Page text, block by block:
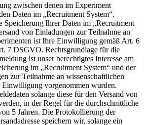
zwischen denen im Experiment
Daten im „Recruitment System“.
Speicherung Ihrer Daten im „Recruitment
von Einladungen zur Teilnahme an
ist Ihre Einwilligung gemäß Art. 6
7 DSGVO. Rechtsgrundlage für die
ist unser berechtigtes Interesse am
im „Recruitment System“ und der
zur Teilnahme an wissenschaftlichen
vorgenommen wurden.
solange diese für den Versand von
in der Regel für die durchschnittliche
5 Jahren. Die Protokollierung der
speichern wir, solange ein